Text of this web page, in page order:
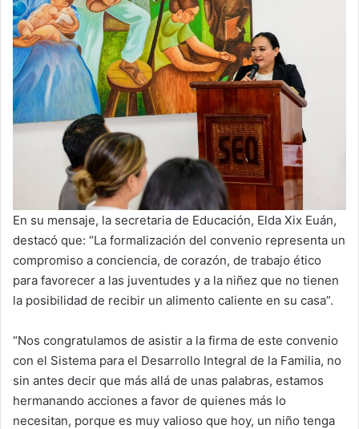
En su mensaje, la secretaria de Educación, Elda Xix Euán,
destacó que: “La formalización del convenio representa un
compromiso a conciencia, de corazón, de trabajo ético
para favorecer a las juventudes y a la niñez que no tienen
la posibilidad de recibir un alimento caliente en su casa”.
“Nos congratulamos de asistir a la firma de este convenio
con el Sistema para el Desarrollo Integral de la Familia, no
sin antes decir que más allá de unas palabras, estamos
hermanando acciones a favor de quienes más lo
necesitan, porque es muy valioso que hoy, un niño tenga